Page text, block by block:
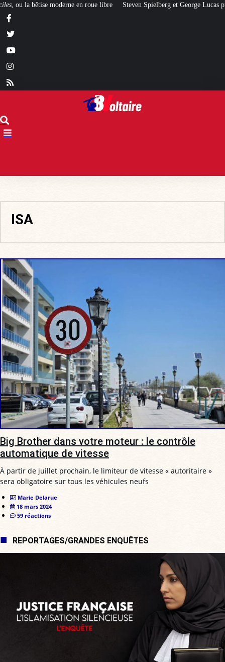
en roue libre Steven Spielberg et George Lucas prévoient un krach
ISA
Big Brother dans votre moteur : le contrôle
automatique de vitesse
À partir de juillet prochain, le limiteur de vitesse « autoritaire »
sera obligatoire sur tous les véhicules neufs
Marie Delarue
18 mars 2024
59 réactions
REPORTAGES/GRANDES ENQUÊTES